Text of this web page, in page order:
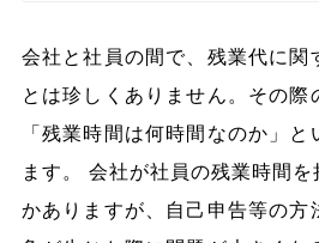
会社と社員の間で、残業代に関
とは珍しくありません。その際
「残業時間は何時間なのか」と
ます。
会社が社員の残業時間
かありますが、自己申告等の方